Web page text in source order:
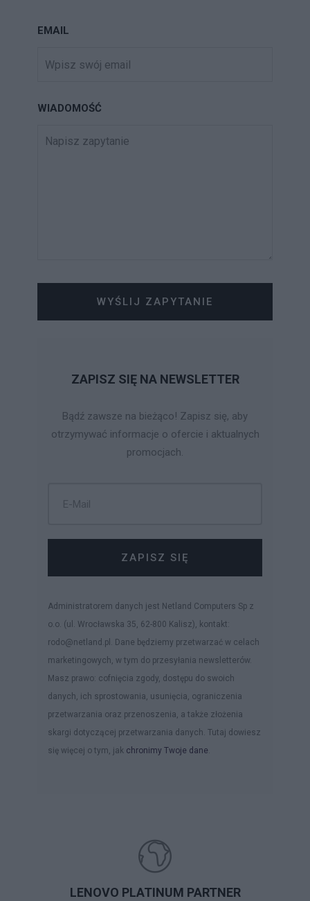
EMAIL
WIADOMOŚĆ
WYŚLIJ ZAPYTANIE
ZAPISZ SIĘ NA NEWSLETTER
Bądź zawsze na bieżąco! Zapisz się, aby
otrzymywać informacje o ofercie i aktualnych
promocjach.
ZAPISZ SIĘ
Administratorem danych jest Netland Computers Sp z
o.o. (ul. Wrocławska 35, 62-800 Kalisz), kontakt:
rodo@netland.pl. Dane będziemy przetwarzać w celach
marketingowych, w tym do przesyłania newsletterów.
Masz prawo: cofnięcia zgody, dostępu do swoich
danych, ich sprostowania, usunięcia, ograniczenia
przetwarzania oraz przenoszenia, a także złożenia
skargi dotyczącej przetwarzania danych. Tutaj dowiesz
się więcej o tym, jak chronimy Twoje dane.
LENOVO PLATINUM PARTNER